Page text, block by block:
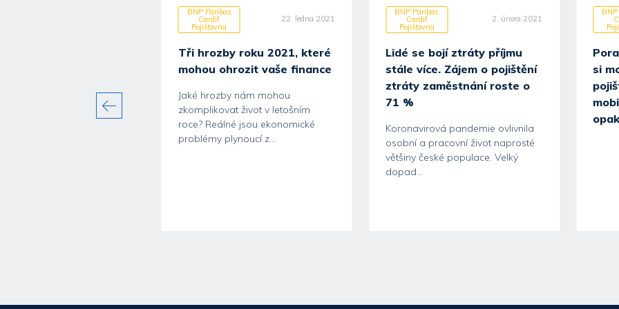
BNP Paribas
Cardif
Pojišťovna
22. ledna 2021
Tři hrozby roku 2021, které
mohou ohrozit vaše finance
Jaké hrozby nám mohou
zkomplikovat život v letošním
roce? Reálné jsou ekonomické
problémy plynoucí z...
BNP Paribas
Cardif
Pojišťovna
2. února 2021
Lidé se bojí ztráty příjmu
stále více. Zájem o pojištění
ztráty zaměstnání roste o
71 %
Koronavirová pandemie ovlivnila
osobní a pracovní život naprosté
většiny české populace. Velký
dopad...
si